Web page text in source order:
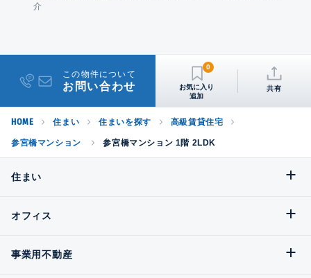
介
この物件について
お問い合わせ
0
共有
HOME 住まい 住まいを探す 高級賃貸住宅
参宮橋マンション 参宮橋マンション 1階 2LDK
住まい
オフィス
事業用不動産